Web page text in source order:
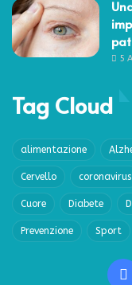
5
Tag Cloud
alimentazione
Cervello coronavirus
Cuore Diabete
Prevenzione Sport